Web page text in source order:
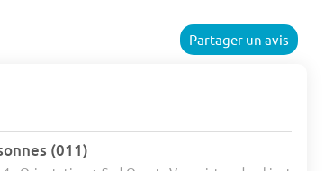
Partager un avis
(011)